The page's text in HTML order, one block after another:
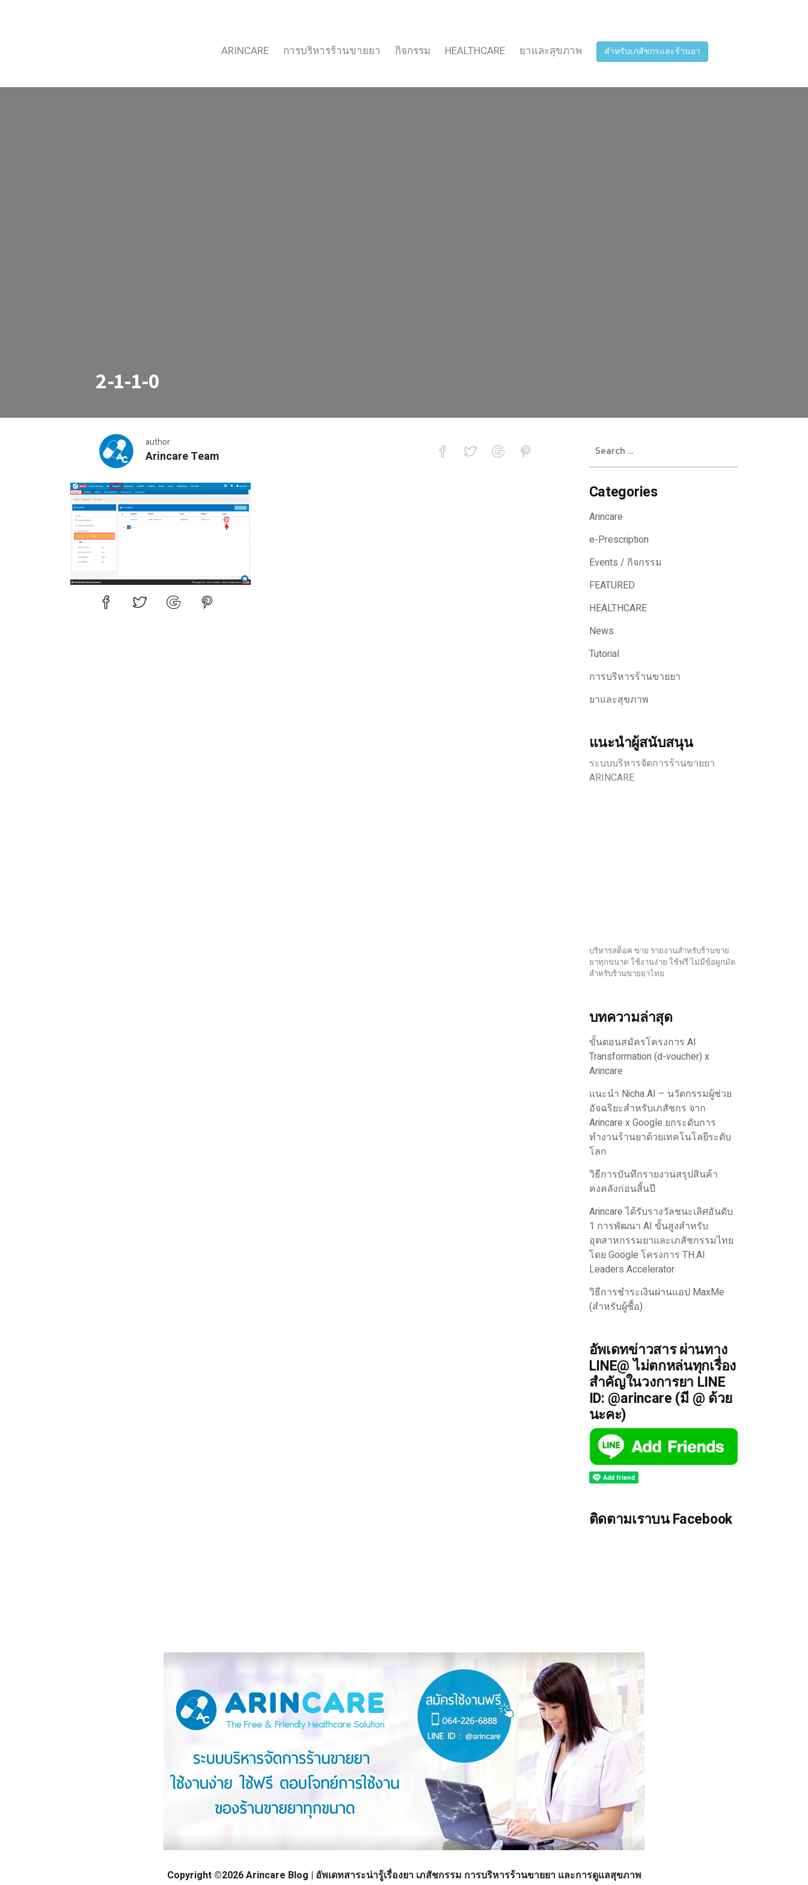
ARINCARE การบริหารร้านขายยา กิจกรรม HEALTHCARE ยาและสุขภาพ สำหรับเภสัชกรและร้านยา
2-1-1-0
author:
Arincare Team
2-1-1-0
for:
Categories
Arincare
e-Prescription
Events / กิจกรรม
FEATURED
HEALTHCARE
News
Tutorial
การบริหารร้านขายยา
ยาและสุขภาพ
แนะนำผู้สนับสนุน
ระบบบริหารจัดการร้านขายยา
ARINCARE
บริหารสต็อค ขาย รายงานสำหรับร้านขาย
ยาทุกขนาด ใช้งานง่าย ใช้ฟรี ไม่มีข้อผูกมัด
สำหรับร้านขายยาไทย
บทความล่าสุด
ขั้นตอนสมัครโครงการ AI
Transformation (d-voucher) x
Arincare
แนะนำ Nicha AI – นวัตกรรมผู้ช่วย
อัจฉริยะสำหรับเภสัชกร จาก
Arincare x Google ยกระดับการ
ทำงานร้านยาด้วยเทคโนโลยีระดับ
โลก
วิธีการบันทึกรายงานสรุปสินค้า
คงคลังก่อนสิ้นปี
Arincare ได้รับรางวัลชนะเลิศอันดับ
1 การพัฒนา AI ขั้นสูงสำหรับ
อุตสาหกรรมยาและเภสัชกรรมไทย
โดย Google โครงการ TH.AI
Leaders Accelerator
วิธีการชำระเงินผ่านแอป MaxMe
(สำหรับผู้ซื้อ)
อัพเดทข่าวสาร ผ่านทาง
LINE@ ไม่ตกหล่นทุกเรื่อง
สำคัญในวงการยา LINE
ID: @arincare (มี @ ด้วย
นะคะ)
ติดตามเราบน Facebook
Copyright ©2026 Arincare Blog | อัพเดทสาระน่ารู้เรื่องยา เภสัชกรรม การบริหารร้านขายยา และการดูแลสุขภาพ